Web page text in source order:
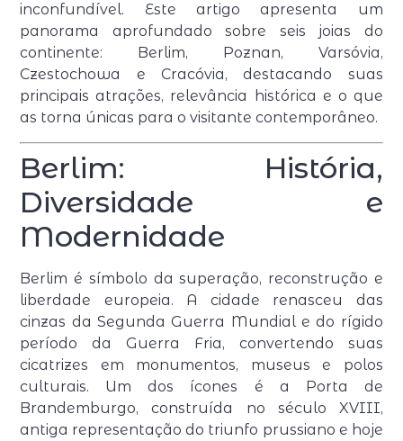
inconfundível. Este artigo apresenta um
panorama aprofundado sobre seis joias do
continente: Berlim, Poznan, Varsóvia,
Czestochowa e Cracóvia, destacando suas
principais atrações, relevância histórica e o que
as torna únicas para o visitante contemporâneo.
Berlim: História,
Diversidade e
Modernidade
Berlim é símbolo da superação, reconstrução e
liberdade europeia. A cidade renasceu das
cinzas da Segunda Guerra Mundial e do rígido
período da Guerra Fria, convertendo suas
cicatrizes em monumentos, museus e polos
culturais. Um dos ícones é a Porta de
Brandemburgo, construída no século XVIII,
antiga representação do triunfo prussiano e hoje